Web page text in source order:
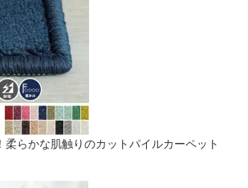
柔らかな肌触りのカットパイルカーペット